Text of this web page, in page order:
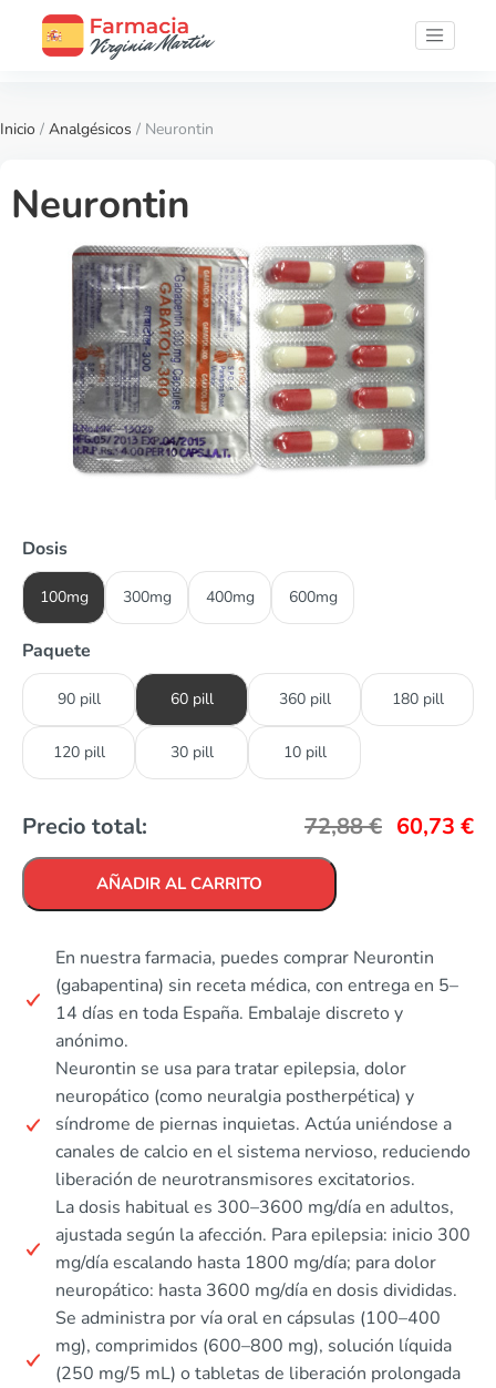
Inicio / Analgésicos / Neurontin
Neurontin
Dosis
100mg 300mg 400mg 600mg
Paquete
90 pill 60 pill 360 pill 180 pill
120 pill 30 pill 10 pill
Precio total: 72,88€ 60,73 €
AÑADIR AL CARRITO
En nuestra farmacia, puedes comprar Neurontin
(gabapentina) sin receta médica, con entrega en 5–
14 días en toda España. Embalaje discreto y
anónimo.
Neurontin se usa para tratar epilepsia, dolor
neuropático (como neuralgia postherpética) y
síndrome de piernas inquietas. Actúa uniéndose a
canales de calcio en el sistema nervioso, reduciendo
liberación de neurotransmisores excitatorios.
La dosis habitual es 300–3600 mg/día en adultos,
ajustada según la afección. Para epilepsia: inicio 300
mg/día escalando hasta 1800 mg/día; para dolor
neuropático: hasta 3600 mg/día en dosis divididas.
Se administra por vía oral en cápsulas (100–400
mg), comprimidos (600–800 mg), solución líquida
(250 mg/5 mL) o tabletas de liberación prolongada